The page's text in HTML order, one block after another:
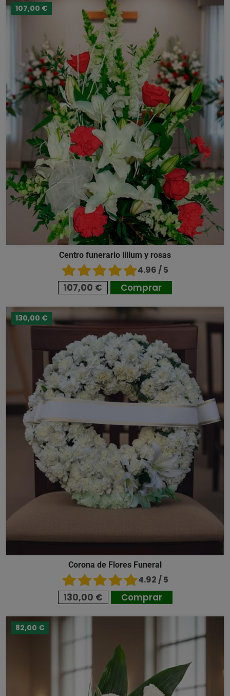
107,00 €
Centro funerario lilium y rosas
4.96 / 5
107,00 € Comprar
130,00 €
Corona de Flores Funeral
4.92 / 5
130,00 € Comprar
82,00 €